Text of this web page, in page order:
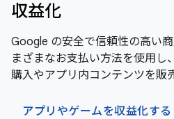
収益化
Google の安全で信頼性の高い
まざまなお支払い方法を使用し
購入やアプリ内コンテンツを販
アプリやゲームを収益化する